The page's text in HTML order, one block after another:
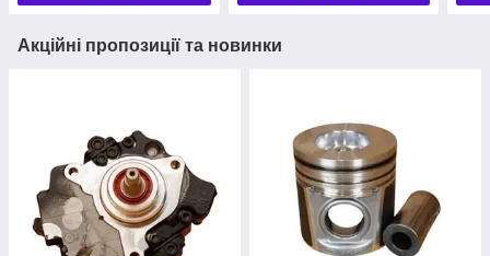
Акційні пропозиції та новинки